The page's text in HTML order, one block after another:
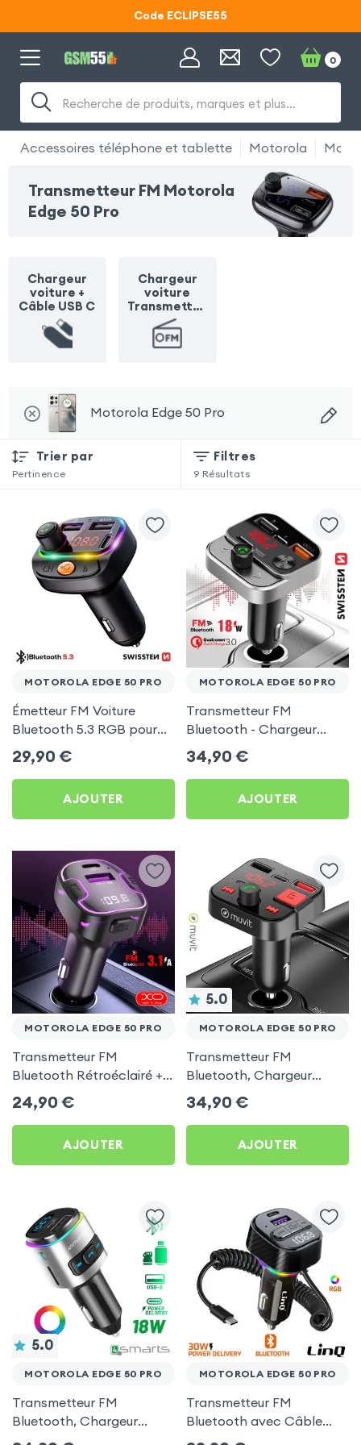
Code ECLIPSE55
Code ECLIPSE55
Recherche de produits, marques et plus…
0
Accessoires téléphone et tablette Motorola
Transmetteur FM Motorola
Edge 50 Pro
Chargeur
voiture +
Câble USB C
Chargeur
voiture
Transmetteu
r FM
Motorola Edge 50 Pro
Trier par
Pertinence
Filtres
9 Résultats
MOTOROLA EDGE 50 PRO
Émetteur FM Voiture
Bluetooth 5.3 RGB pour
Motorola Edge 50 Pro
29,90 €
AJOUTER
MOTOROLA EDGE 50 PRO
Transmetteur FM
Bluetooth - Chargeur
Voiture USB C + USB -
Swissten
34,90 €
AJOUTER
MOTOROLA EDGE 50 PRO
Transmetteur FM
Bluetooth Rétroéclairé +
Chargeur Voiture USB C
et USB - XO
24,90 €
AJOUTER
5.0
MOTOROLA EDGE 50 PRO
Transmetteur FM
Bluetooth, Chargeur
Allume-cigare, Muvit pour
Motorola Edge 50 Pro
34,90 €
AJOUTER
5.0
MOTOROLA EDGE 50 PRO
Transmetteur FM
Bluetooth, Chargeur
Allume-Cigare USB / USB-
MOTOROLA EDGE 50 PRO
Transmetteur FM
Bluetooth avec Câble
USB C - LinQ pour